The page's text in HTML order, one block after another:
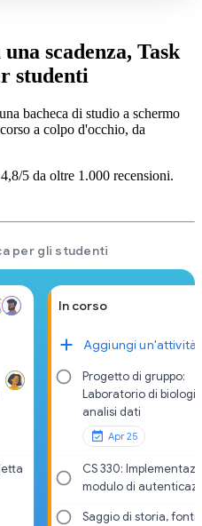
scadenza, Task
studenti
bacheca di studio a schermo
a colpo d'occhio, da
5 da oltre 1.000 recensioni.
per gli studenti
In corso
Aggiungi un'attività
Progetto di gruppo:
Laboratorio di
analisi dati
Apr 25
CS 330:
modulo di
Saggio di storia, fonti